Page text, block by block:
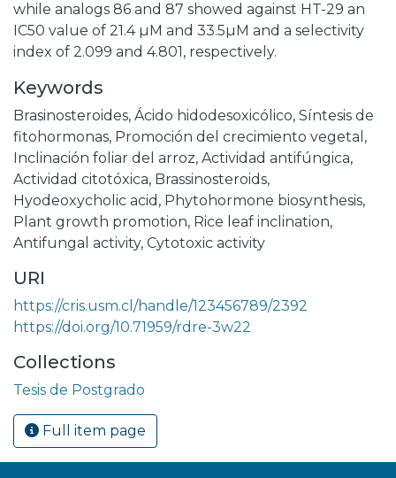
while analogs 86 and 87 showed against HT-29 an
IC50 value of 21.4 µM and 33.5µM and a selectivity
index of 2.099 and 4.801, respectively.
Keywords
Brasinosteroides, Ácido hidodesoxicólico, Síntesis de
fitohormonas, Promoción del crecimiento vegetal ,
Inclinación foliar del arroz, Actividad antifúngica,
Actividad citotóxica, Brassinosteroids,
Hyodeoxycholic acid , Phytohormone biosynthesis,
Plant growth promotion, Rice leaf inclination,
Antifungal activity, Cytotoxic activity
URI
https://cris.usm.cl/handle/123456789/2392
https://doi.org/10.71959/rdre-3w22
Collections
Tesis de Postgrado
Full item page